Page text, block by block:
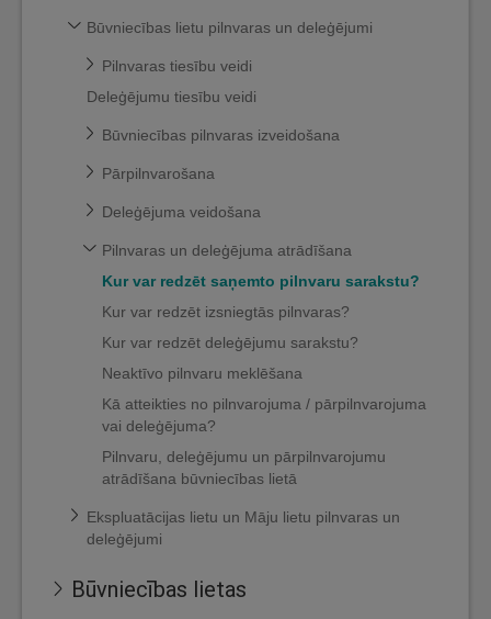
Būvniecības lietu pilnvaras un deleģējumi
Pilnvaras tiesību veidi
Deleģējumu tiesību veidi
Būvniecības pilnvaras izveidošana
Pārpilnvarošana
Deleģējuma veidošana
Pilnvaras un deleģējuma atrādīšana
Kur var redzēt saņemto pilnvaru sarakstu?
Kur var redzēt izsniegtās pilnvaras?
Kur var redzēt deleģējumu sarakstu?
Neaktīvo pilnvaru meklēšana
Kā atteikties no pilnvarojuma / pārpilnvarojuma
vai deleģējuma?
Pilnvaru, deleģējumu un pārpilnvarojumu
atrādīšana būvniecības lietā
Ekspluatācijas lietu un Māju lietu pilnvaras un
deleģējumi
Būvniecības lietas